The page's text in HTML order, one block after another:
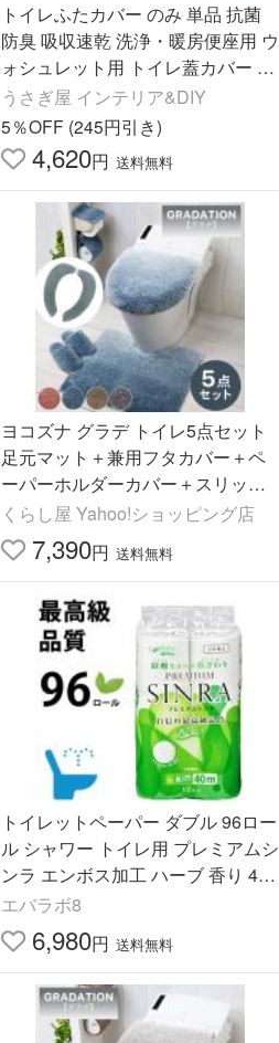
トイレふたカバー のみ 単品 抗菌
防臭 吸収速乾 洗浄・暖房便座用 ウ
ォシュレット用 トイレ蓋カバー ト
イレフタカバー おしゃれ 北欧 日本
製 45×45cm以下対応
うさぎ屋 インテリア&DIY
5％OFF (245円引き)
4,620円 送料無料
ヨコズナ グラデ トイレ5点セット
足元マット＋兼用フタカバー＋ペ
ーパーホルダーカバー＋スリッパ
＋吸着便座シート
くらし屋 Yahoo!ショッピング店
7,390円 送料無料
トイレットペーパー ダブル 96ロー
ル シャワー トイレ用 プレミアムシ
ンラ エンボス加工 ハーブ 香り 40
m 12ロール×8パック p1008 日本製
まとめ買い
エバラボ8
6,980円 送料無料